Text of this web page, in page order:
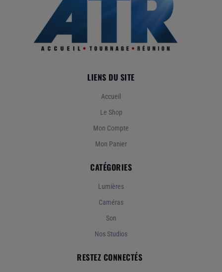
LIENS DU SITE
Accueil
Le Shop
Mon Compte
Mon Panier
CATÉGORIES
Lumières
Caméras
Son
Nos Studios
RESTEZ CONNECTÉS